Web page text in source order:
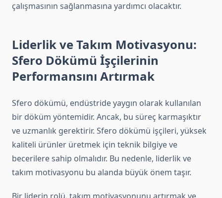
çalışmasının sağlanmasına yardımcı olacaktır.
Liderlik ve Takım Motivasyonu:
Sfero Dökümü İşçilerinin
Performansını Artırmak
Sfero dökümü, endüstride yaygın olarak kullanılan
bir döküm yöntemidir. Ancak, bu süreç karmaşıktır
ve uzmanlık gerektirir. Sfero dökümü işçileri, yüksek
kaliteli ürünler üretmek için teknik bilgiye ve
becerilere sahip olmalıdır. Bu nedenle, liderlik ve
takım motivasyonu bu alanda büyük önem taşır.